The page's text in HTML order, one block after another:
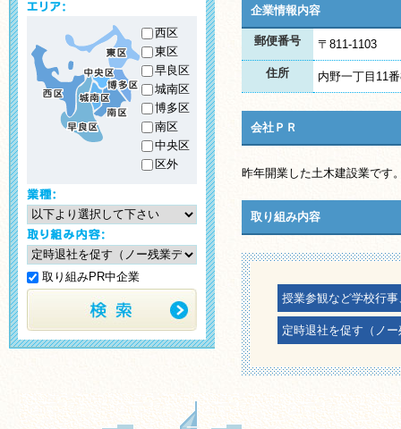
西区
東区
早良区
城南区
博多区
南区
中央区
区外
取り組みPR中企業
企業情報内容
郵便番号 〒811-1103
住所 内野一丁目11
会社ＰＲ
昨年開業した土木建設業です
取り組み内容
授業参観など学校行
定時退社を促す（ノ